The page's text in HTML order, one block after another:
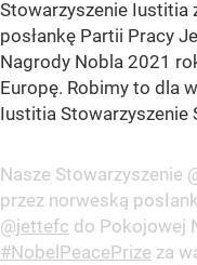
Stowarzyszenie Iustitia
posłankę Partii Pracy
Nagrody Nobla 2021
Europę. Robimy to dla
Iustitia Stowarzyszenie
Nasze Stowarzyszenie
przez norweską
@jettefc do Pokojowej
#NobelPeacePrize za